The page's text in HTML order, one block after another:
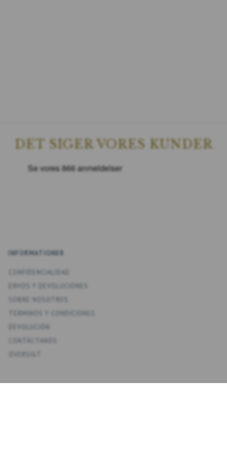
DET SIGER VORES KUNDER
INFORMATIONER
CONFIDENCIALIDAD
TÉRMINOS Y CONDICIONES
CONTÁCTANOS